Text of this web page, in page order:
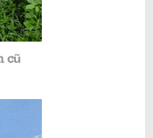
cũ